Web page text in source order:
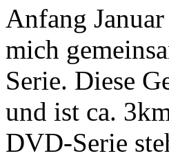
Anfang
mich
Serie. Diese
und ist ca.
DVD-Serie